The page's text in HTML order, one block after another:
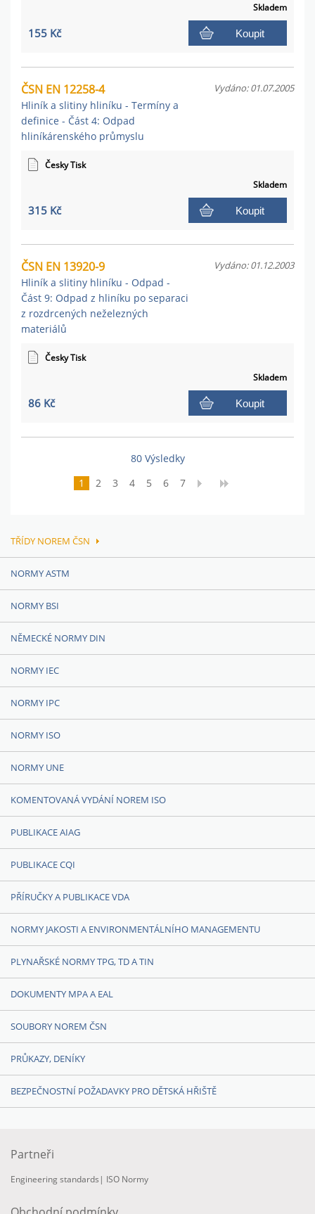
Skladem
155 Kč Koupit
ČSN EN 12258-4
Hliník a slitiny hliníku - Termíny a
definice - Část 4: Odpad
hliníkárenského průmyslu
Vydáno: 01.07.2005
Česky Tisk
Skladem
315 Kč Koupit
ČSN EN 13920-9
Hliník a slitiny hliníku - Odpad -
Část 9: Odpad z hliníku po separaci
z rozdrcených neželezných
materiálů
Vydáno: 01.12.2003
Česky Tisk
Skladem
86 Kč Koupit
80 Výsledky
1
2 3 4 5 6 7
TŘÍDY NOREM ČSN
NORMY ASTM
NORMY BSI
NĚMECKÉ NORMY DIN
NORMY IEC
NORMY IPC
NORMY ISO
NORMY UNE
KOMENTOVANÁ VYDÁNÍ NOREM ISO
PUBLIKACE AIAG
PUBLIKACE CQI
PŘÍRUČKY A PUBLIKACE VDA
NORMY JAKOSTI A ENVIRONMENTÁLNÍHO MANAGEMENTU
PLYNAŘSKÉ NORMY TPG, TD A TIN
DOKUMENTY MPA A EAL
SOUBORY NOREM ČSN
PRŮKAZY, DENÍKY
BEZPEČNOSTNÍ POŽADAVKY PRO DĚTSKÁ HŘIŠTĚ
Partneři
Engineering standards | ISO Normy